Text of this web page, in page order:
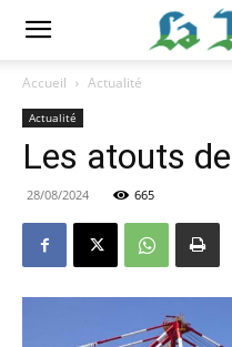
Accueil Actualité
Actualité
Les atouts
28/08/2024 665